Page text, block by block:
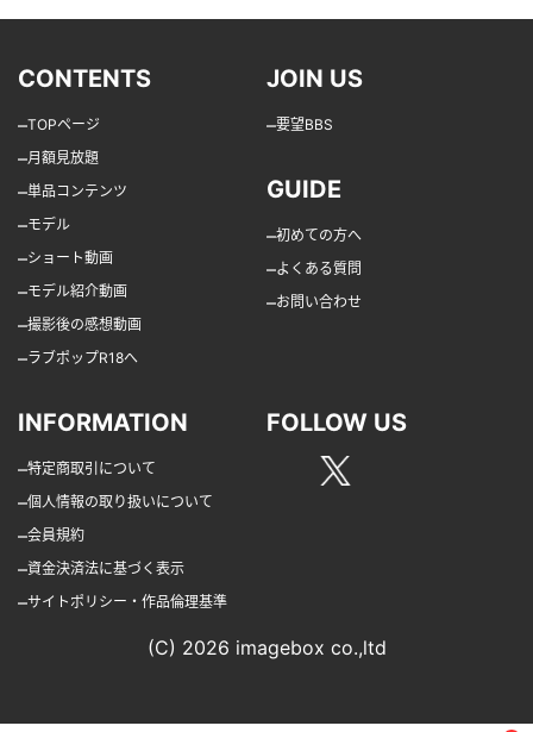
CONTENTS
–TOPページ
–月額見放題
–単品コンテンツ
–モデル
–ショート動画
–モデル紹介動画
–撮影後の感想動画
–ラブポップR18へ
JOIN US
–要望BBS
GUIDE
–初めての方へ
–よくある質問
–お問い合わせ
INFORMATION
–特定商取引について
–個人情報の取り扱いについて
–会員規約
–資金決済法に基づく表示
–サイトポリシー・作品倫理基準
FOLLOW US
(C) 2026 imagebox co.,ltd